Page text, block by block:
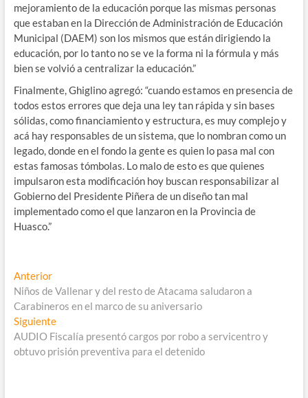
mejoramiento de la educación porque las mismas personas
que estaban en la Dirección de Administración de Educación
Municipal (DAEM) son los mismos que están dirigiendo la
educación, por lo tanto no se ve la forma ni la fórmula y más
bien se volvió a centralizar la educación.”
Finalmente, Ghiglino agregó: “cuando estamos en presencia de
todos estos errores que deja una ley tan rápida y sin bases
sólidas, como financiamiento y estructura, es muy complejo y
acá hay responsables de un sistema, que lo nombran como un
legado, donde en el fondo la gente es quien lo pasa mal con
estas famosas tómbolas. Lo malo de esto es que quienes
impulsaron esta modificación hoy buscan responsabilizar al
Gobierno del Presidente Piñera de un diseño tan mal
implementado como el que lanzaron en la Provincia de
Huasco.”
Navegación
de
entradas
AnteriorEntrada
anterior:
Niños de Vallenar y del resto de Atacama saludaron a
Carabineros en el marco de su aniversario
SiguienteEntrada
siguiente:
AUDIO Fiscalía presentó cargos por robo a servicentro y
obtuvo prisión preventiva para el detenido